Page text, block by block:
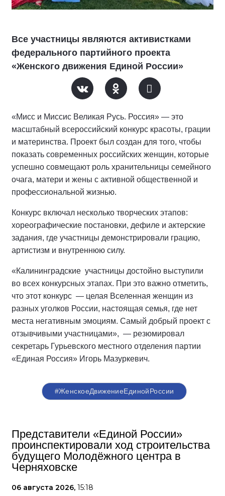
Все участницы являются активистками
федерального партийного проекта
«Женского движения Единой России»
«Мисс и Миссис Великая Русь. Россия» — это
масштабный всероссийский конкурс красоты, грации
и материнства. Проект был создан для того, чтобы
показать современных российских женщин, которые
успешно совмещают роль хранительницы семейного
очага, матери и жены с активной общественной и
профессиональной жизнью.
Конкурс включал несколько творческих этапов:
хореографические постановки, дефиле и актерские
задания, где участницы демонстрировали грацию,
артистизм и внутреннюю силу.
«Калининградские участницы достойно выступили
во всех конкурсных этапах. При это важно отметить,
что этот конкурс — целая Вселенная женщин из
разных уголков России, настоящая семья, где нет
места негативным эмоциям. Самый добрый проект с
отзывчивыми участницами», — резюмировал
секретарь Гурьевского местного отделения партии
«Единая Россия» Игорь Мазуркевич.
#ЖенскоеДвижениеЕдинойРоссии
Представители «Единой России»
проинспектировали ход строительства
будущего Молодёжного центра в
Черняховске
06 августа 2026, 15:18